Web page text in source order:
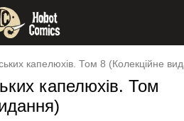
капелюхів. Том 8 (Колекційне
капелюхів. Том